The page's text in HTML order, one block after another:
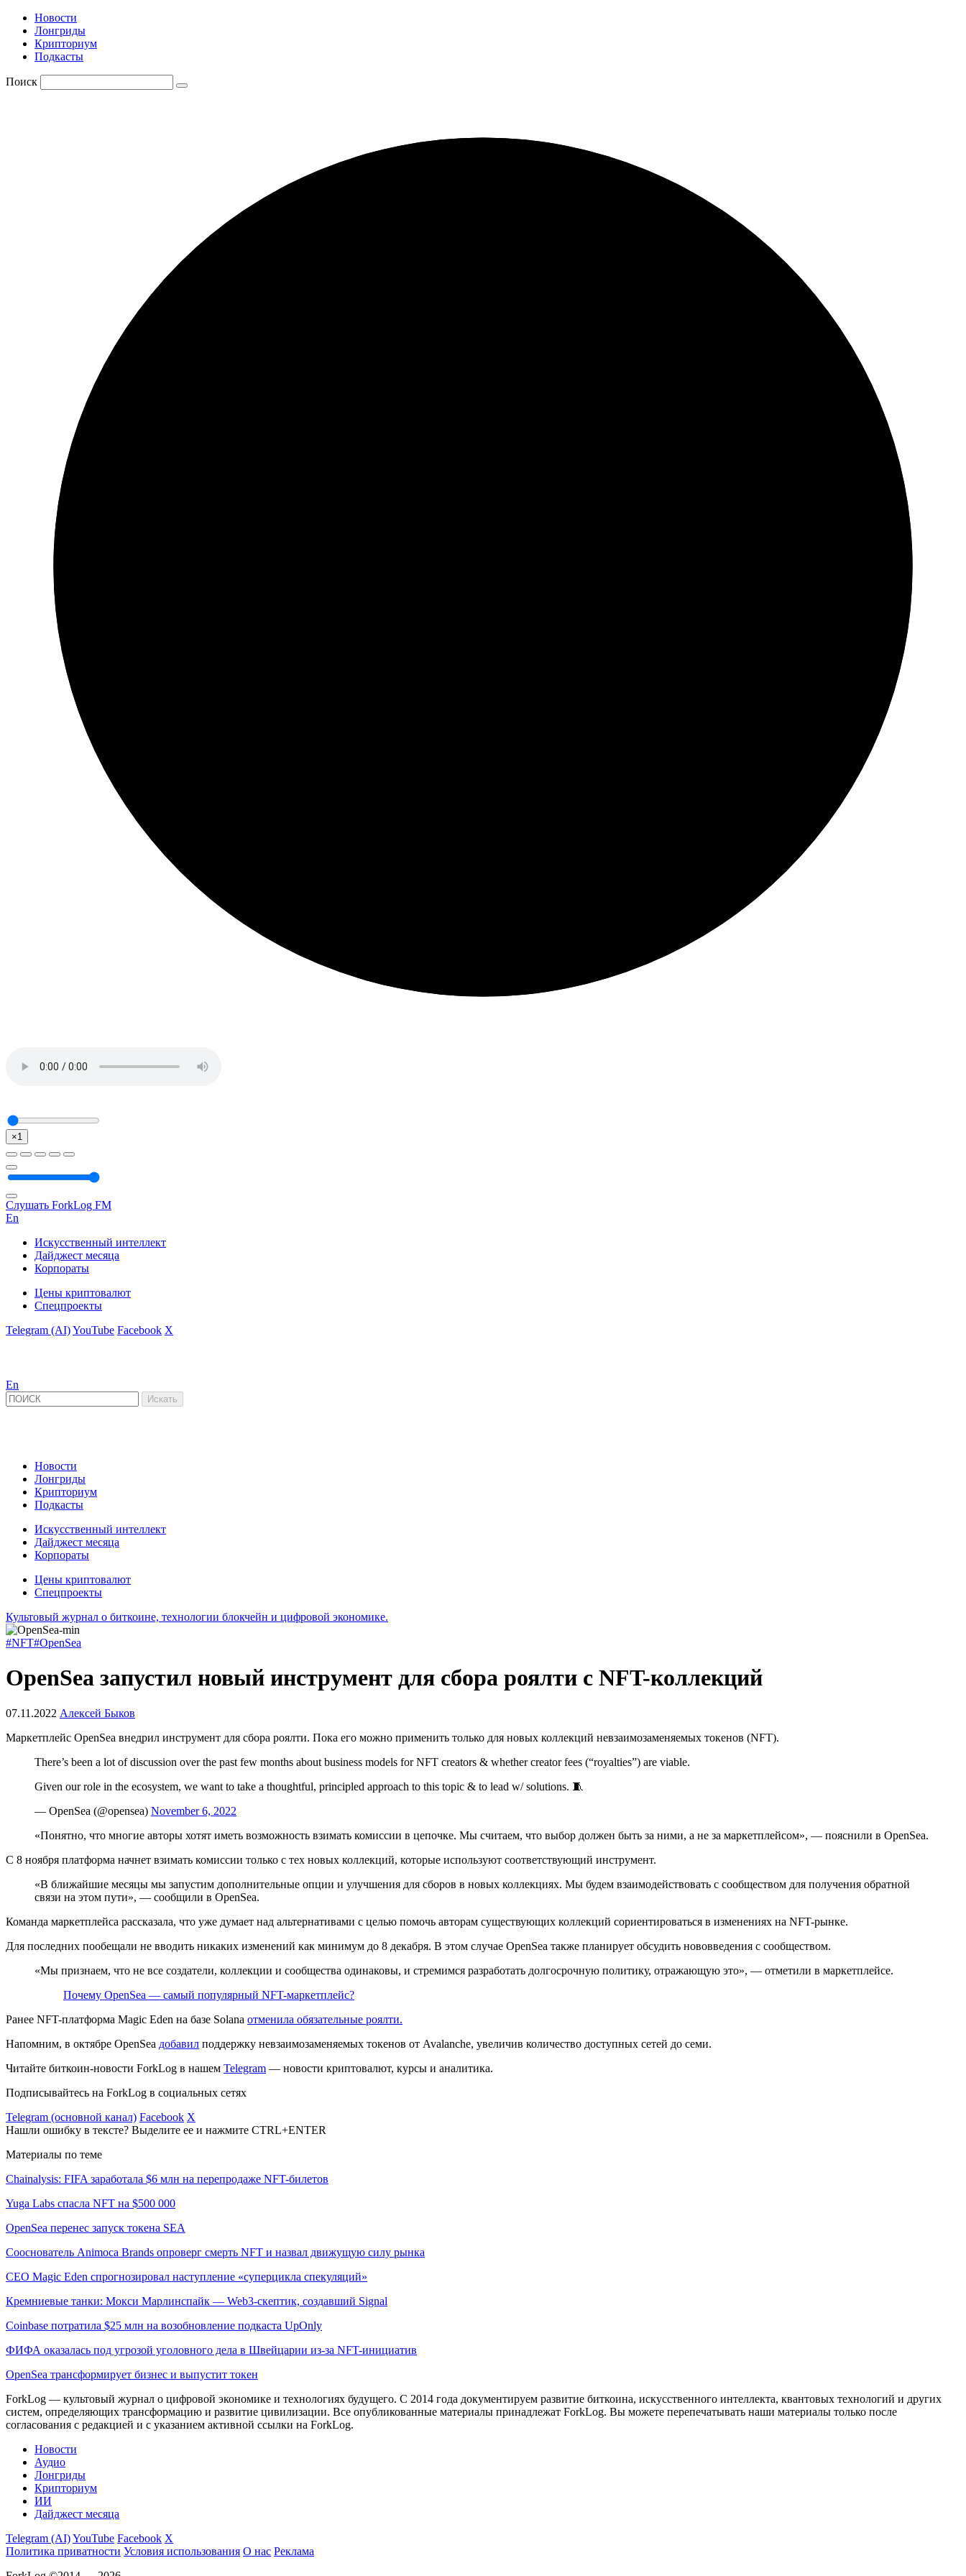
Новости
Лонгриды
Крипториум
Подкасты
Поиск
×1
Слушать ForkLog FM
En
Искусственный интеллект
Дайджест месяца
Корпораты
Цены криптовалют
Спецпроекты
Telegram (AI)YouTube Facebook X
En
Новости
Лонгриды
Крипториум
Подкасты
Искусственный интеллект
Дайджест месяца
Корпораты
Цены криптовалют
Спецпроекты
Культовый журнал о биткоине, технологии блокчейн и цифровой экономике.
#NFT#OpenSea
OpenSea запустил новый инструмент для сбора роялти с NFT-коллекций
07.11.2022 Алексей Быков
Маркетплейс OpenSea внедрил инструмент для сбора роялти. Пока его можно применить только для новых коллекций невзаимозаменяемых токенов (NFT).
There’s been a lot of discussion over the past few months about business models for NFT creators & whether creator fees (“royalties”) are viable.
Given our role in the ecosystem, we want to take a thoughtful, principled approach to this topic & to lead w/ solutions. 🧵
— OpenSea (@opensea) November 6, 2022
«Понятно, что многие авторы хотят иметь возможность взимать комиссии в цепочке. Мы считаем, что выбор должен быть за ними, а не за маркетплейсом», — пояснили в OpenSea.
С 8 ноября платформа начнет взимать комиссии только с тех новых коллекций, которые используют соответствующий инструмент.
«В ближайшие месяцы мы запустим дополнительные опции и улучшения для сборов в новых коллекциях. Мы будем взаимодействовать с сообществом для получения обратной
связи на этом пути», — сообщили в OpenSea.
Команда маркетплейса рассказала, что уже думает над альтернативами с целью помочь авторам существующих коллекций сориентироваться в изменениях на NFT-рынке.
Для последних пообещали не вводить никаких изменений как минимум до 8 декабря. В этом случае OpenSea также планирует обсудить нововведения с сообществом.
«Мы признаем, что не все создатели, коллекции и сообщества одинаковы, и стремимся разработать долгосрочную политику, отражающую это», — отметили в маркетплейсе.
Почему OpenSea — самый популярный NFT-маркетплейс?
Ранее NFT-платформа Magic Eden на базе Solana отменила обязательные роялти.
Напомним, в октябре OpenSea добавил поддержку невзаимозаменяемых токенов от Avalanche, увеличив количество доступных сетей до семи.
Читайте биткоин-новости ForkLog в нашем Telegram — новости криптовалют, курсы и аналитика.
Подписывайтесь на ForkLog в социальных сетях
Telegram (основной канал) Facebook X
Нашли ошибку в тексте? Выделите ее и нажмите CTRL+ENTER
Материалы по теме
Chainalysis: FIFA заработала $6 млн на перепродаже NFT-билетов
Yuga Labs спасла NFT на $500 000
OpenSea перенес запуск токена SEA
Сооснователь Animoca Brands опроверг смерть NFT и назвал движущую силу рынка
CEO Magic Eden спрогнозировал наступление «суперцикла спекуляций»
Кремниевые танки: Мокси Марлинспайк — Web3-скептик, создавший Signal
Coinbase потратила $25 млн на возобновление подкаста UpOnly
ФИФА оказалась под угрозой уголовного дела в Швейцарии из-за NFT-инициатив
OpenSea трансформирует бизнес и выпустит токен
ForkLog — культовый журнал о цифровой экономике и технологиях будущего. С 2014 года документируем развитие биткоина, искусственного интеллекта, квантовых технологий и других
систем, определяющих трансформацию и развитие цивилизации. Все опубликованные материалы принадлежат ForkLog. Вы можете перепечатывать наши материалы только после
согласования с редакцией и с указанием активной ссылки на ForkLog.
Новости
Аудио
Лонгриды
Крипториум
ИИ
Дайджест месяца
Telegram (AI)YouTube Facebook X
Политика приватности Условия использования О нас Реклама